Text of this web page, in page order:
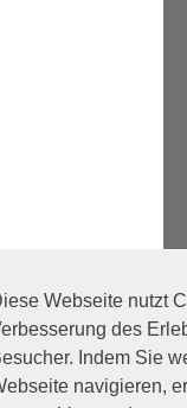
Webseite nutzt
des
Indem Sie
navigieren,